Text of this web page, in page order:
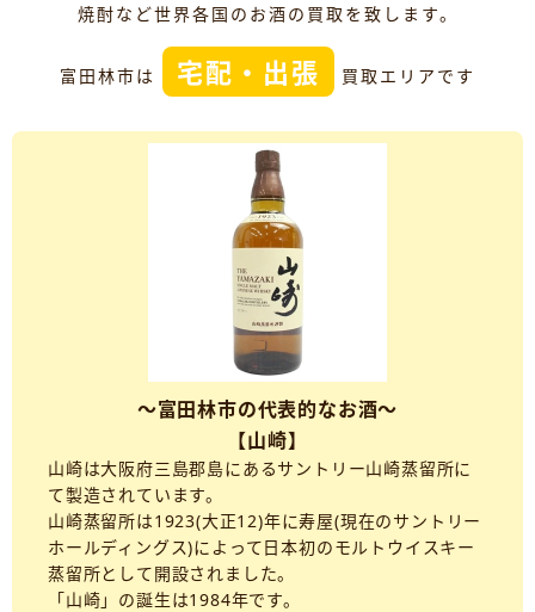
焼酎など世界各国のお酒の買取を致します。
富田林市は 宅配・出張 買取エリアです
～富田林市の代表的なお酒～
【山崎】
山崎は大阪府三島郡島にあるサントリー山崎蒸留所に
て製造されています。
山崎蒸留所は1923(大正12)年に寿屋(現在のサントリー
ホールディングス)によって日本初のモルトウイスキー
蒸留所として開設されました。
「山崎」の誕生は1984年です。